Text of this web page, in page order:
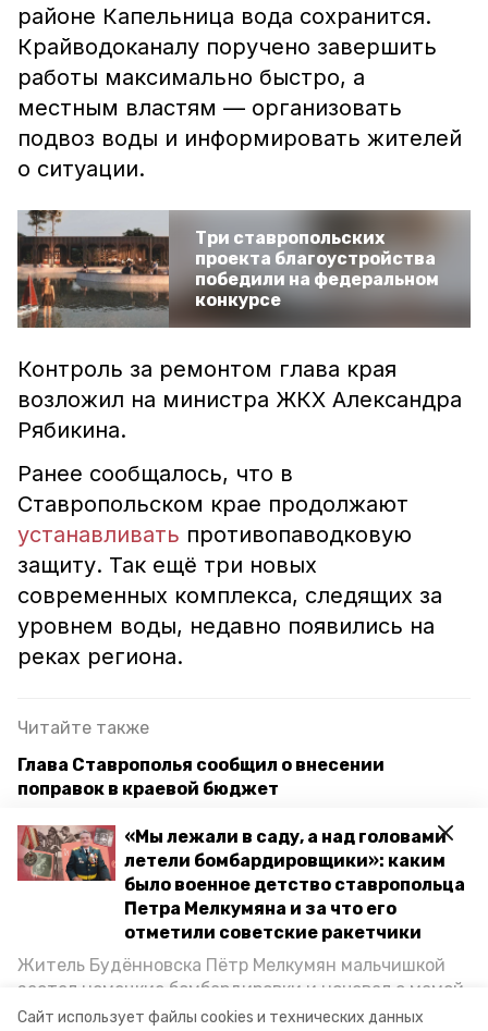
Сайт использует файлы cookies и технических данных
«Мы лежали в саду, а над головами
летели бомбардировщики»: каким
было военное детство ставропольца
Петра Мелкумяна и за что его
отметили советские ракетчики
Житель Будённовска Пётр Мелкумян мальчишкой
застал немецкие бомбардировки и ночевал с мамой
под открытым небом, когда гитлеровцы заняли их
районе Капельница вода сохранится.
Крайводоканалу поручено завершить
работы максимально быстро, а
местным властям — организовать
подвоз воды и информировать жителей
о ситуации.
Три ставропольских
проекта благоустройства
победили на федеральном
конкурсе
Контроль за ремонтом глава края
возложил на министра ЖКХ Александра
Рябикина.
Ранее сообщалось, что в
Ставропольском крае продолжают
устанавливать противопаводковую
защиту. Так ещё три новых
современных комплекса, следящих за
уровнем воды, недавно появились на
реках региона.
Читайте также
Глава Ставрополья сообщил о внесении
поправок в краевой бюджет
Проблему с нехваткой воды решат в Лермонтове
по поручению губернатора
Три новостройки для расселения жителей
аварийных домов возводят в Георгиевске